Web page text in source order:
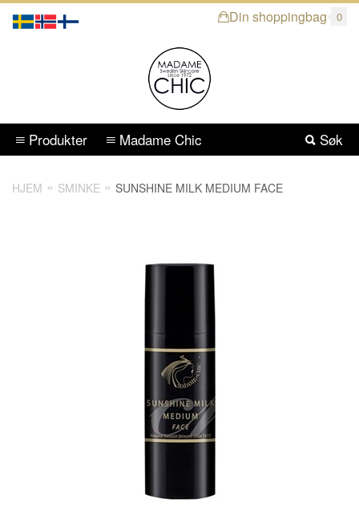
Din shoppingbag 0
Søk
Produkter Madame Chic
HJEM SMINKE SUNSHINE MILK MEDIUM FACE